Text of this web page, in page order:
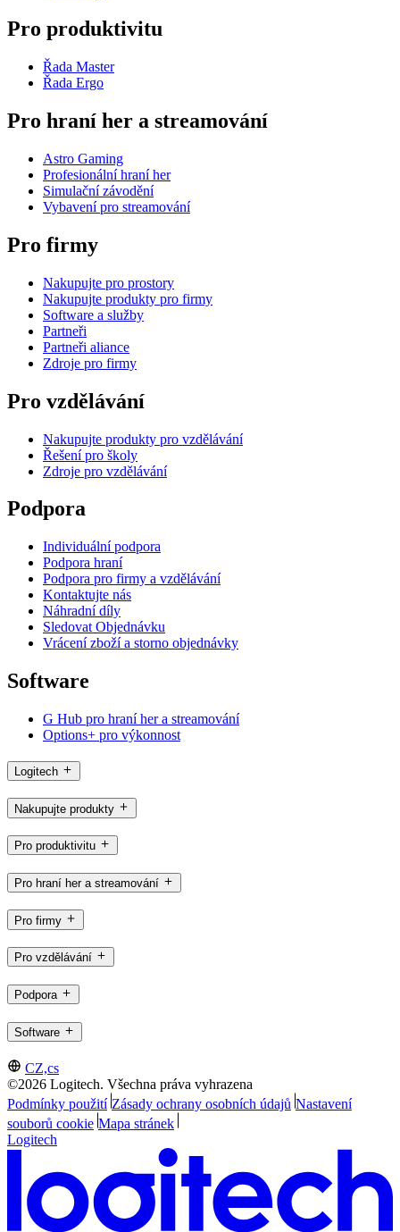
Pro produktivitu
Řada Master
Řada Ergo
Pro hraní her a streamování
Astro Gaming
Profesionální hraní her
Simulační závodění
Vybavení pro streamování
Pro firmy
Nakupujte pro prostory
Nakupujte produkty pro firmy
Software a služby
Partneři
Partneři aliance
Zdroje pro firmy
Pro vzdělávání
Nakupujte produkty pro vzdělávání
Řešení pro školy
Zdroje pro vzdělávání
Podpora
Individuální podpora
Podpora hraní
Podpora pro firmy a vzdělávání
Kontaktujte nás
Náhradní díly
Sledovat Objednávku
Vrácení zboží a storno objednávky
Software
G Hub pro hraní her a streamování
Options+ pro výkonnost
Logitech
Nakupujte produkty
Pro produktivitu
Pro hraní her a streamování
Pro firmy
Pro vzdělávání
Podpora
Software
CZ,cs
©2026 Logitech. Všechna práva vyhrazena
Podmínky použití Zásady ochrany osobních údajů Nastavení
souborů cookie Mapa stránek
Logitech